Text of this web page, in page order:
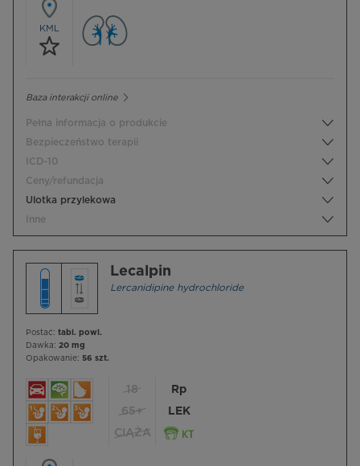
KML
Baza interakcji online
Pełna informacja o produkcie
Bezpieczeństwo terapii
ICD-10
Ceny/refundacja
Ulotka przylekowa
Inne
Lecalpin
Lercanidipine hydrochloride
Postać: tabl. powl.
Dawka: 20 mg
Opakowanie: 56 szt.
18
65+
CIĄŻA
Rp
LEK